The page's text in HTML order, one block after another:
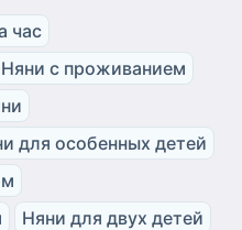
час
Няни с проживанием
для особенных детей
Няни для двух детей